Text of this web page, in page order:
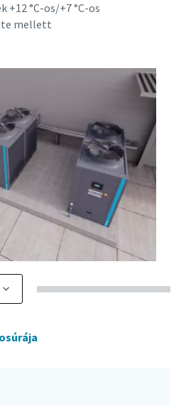
+12 °C-os/+7 °C-os
mellett